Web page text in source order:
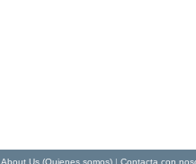
About Us (Quienes somos) | Contacta con